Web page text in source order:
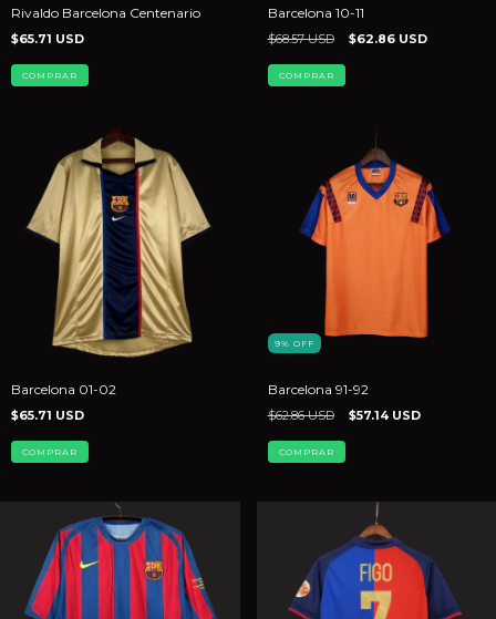
Rivaldo Barcelona Centenario
$65.71 USD
COMPRAR
Barcelona 10-11
$68.57 USD $62.86 USD
COMPRAR
Barcelona 01-02
$65.71 USD
COMPRAR
9% OFF
Barcelona 91-92
$62.86 USD $57.14 USD
COMPRAR